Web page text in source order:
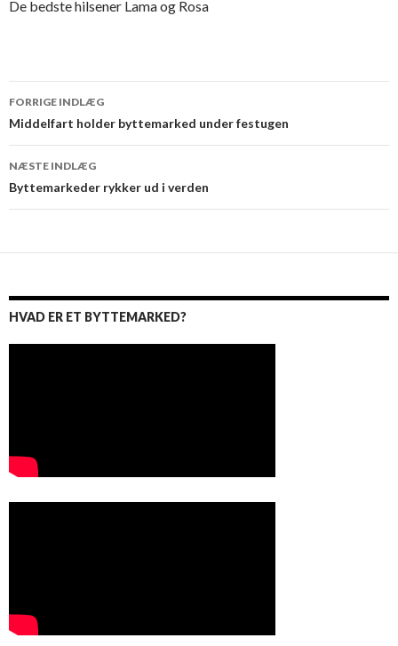
De bedste hilsener Lama og Rosa
Indlæg
navigation
FORRIGE INDLÆG
Middelfart holder byttemarked under festugen
NÆSTE INDLÆG
Byttemarkeder rykker ud i verden
HVAD ER ET BYTTEMARKED?